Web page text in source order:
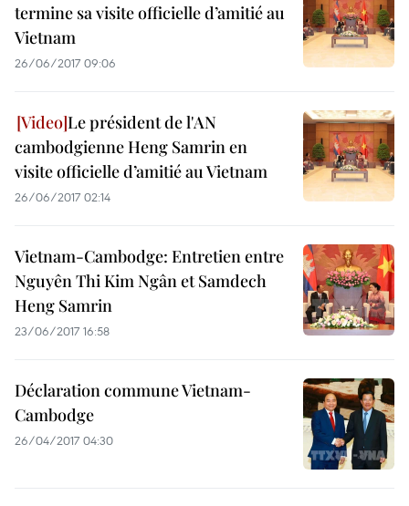
termine sa visite officielle d’amitié au
Vietnam
26/06/2017 09:06
Le président de l'AN
cambodgienne Heng Samrin en
visite officielle d’amitié au Vietnam
26/06/2017 02:14
Vietnam-Cambodge: Entretien entre
Nguyên Thi Kim Ngân et Samdech
Heng Samrin
23/06/2017 16:58
Déclaration commune Vietnam-
Cambodge
26/04/2017 04:30